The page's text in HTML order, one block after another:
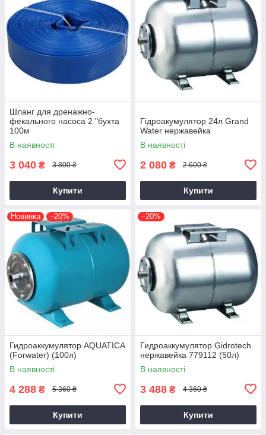
Шланг для дренажно-
фекального насоса 2 "бухта
100м
В наявності
3 040 ₴ 3 800 ₴
Купити
Гідроакумулятор 24л Grand
Water нержавейка
В наявності
2 080 ₴ 2 600 ₴
Купити
Новинка –20%
Гидроаккумулятор AQUATICA
(Forwater) (100л)
В наявності
4 288 ₴ 5 360 ₴
Купити
–20%
Гидроаккумулятор Gidrotech
нержавейка 779112 (50л)
В наявності
3 488 ₴ 4 360 ₴
Купити